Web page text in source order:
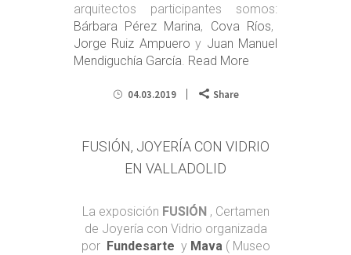
arquitectos participantes somos:
Bárbara Pérez Marina, Cova Ríos,
Jorge Ruiz Ampuero y Juan Manuel
Mendiguchía García. Read More
04.03.2019 Share
FUSIÓN, JOYERÍA CON VIDRIO
EN VALLADOLID
La exposición FUSIÓN, Certamen
de Joyería con Vidrio organizada
por Fundesarte y Mava( Museo